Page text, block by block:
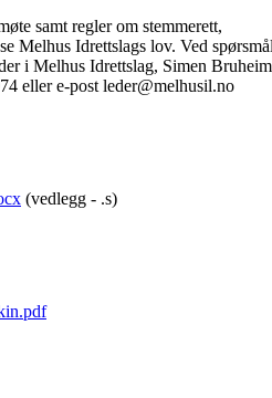
samt regler om stemmerett,
Melhus Idrettslags lov. Ved
i Melhus Idrettslag, Simen
eller e-post leder@melhusil.no
(vedlegg - .s)